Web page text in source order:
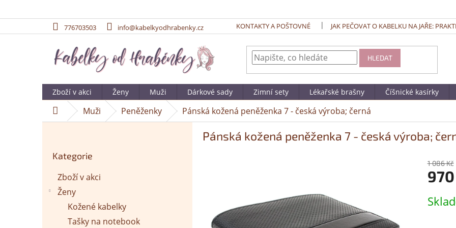
776703503 info@kabelkyodhrabenky.cz KONTAKTY A POŠTOVNÉ JAK PEČOVAT O KABELKU NA JAŘE:
HLEDAT
Zboží v akci Ženy Muži Dárkové sady Zimní sety Lékařské brašny Číšnické kasírky
DomůMuži Peněženky Pánská kožená peněženka 7 - česká výroba; černá
kategorie
Kategorie
Zboží v akci
Ženy
Kožené kabelky
Tašky na notebook
Pánská kožená peněženka 7 - česká výroba;
1 086 Kč
cena: